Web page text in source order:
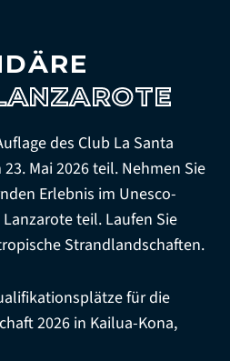
des Club La Santa
Mai 2026 teil. Nehmen Sie
Erlebnis im Unesco-
teil. Laufen Sie
Strandlandschaften.
für die
2026 in Kailua-Kona,